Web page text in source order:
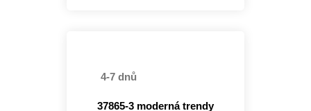
4-7 dnů
37865-3 moderná trendy